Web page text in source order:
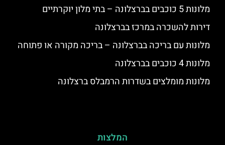
מלונות 5 כוכבים בברצלונה – בתי מלון יוקרתיים
דירות להשכרה במרכז בברצלונה
מלונות עם בריכה בברצלונה – בריכה מקורה או פתוחה
מלונות 4 כוכבים בברצלונה
מלונות מומלצים בשדרות הרמבלס ברצלונה
המלצות